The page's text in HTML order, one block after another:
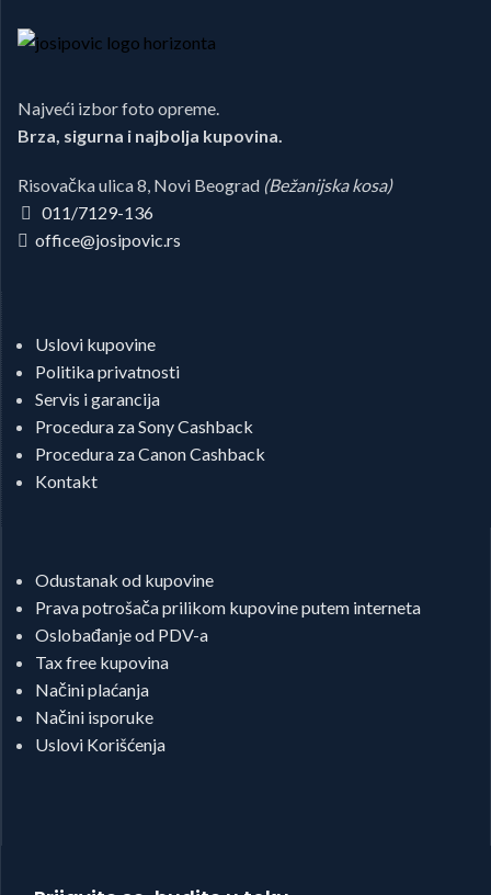
Najveći izbor foto opreme.
Brza, sigurna i najbolja kupovina.
Risovačka ulica 8, Novi Beograd (Bežanijska kosa)
011/7129-136
office@josipovic.rs
Uslovi kupovine
Politika privatnosti
Servis i garancija
Procedura za Sony Cashback
Procedura za Canon Cashback
Kontakt
Odustanak od kupovine
Prava potrošača prilikom kupovine putem interneta
Oslobađanje od PDV-a
Tax free kupovina
Načini plaćanja
Načini isporuke
Uslovi Korišćenja